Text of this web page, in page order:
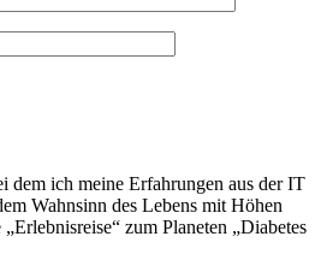
dem ich meine Erfahrungen aus der IT
Wahnsinn des Lebens mit Höhen
zum Planeten „Diabetes